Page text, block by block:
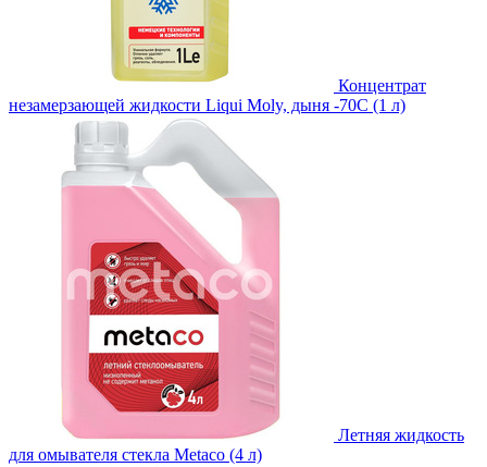
Концентрат
незамерзающей жидкости Liqui Moly, дыня -70С (1 л)
Летняя жидкость
для омывателя стекла Metaco (4 л)